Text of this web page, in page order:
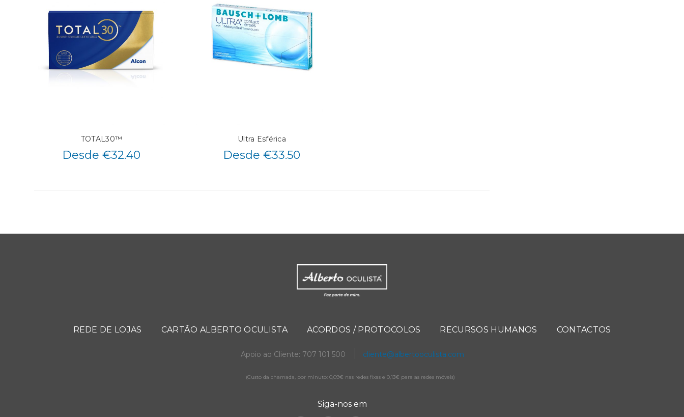
TOTAL30™
Desde €32.40
Ultra Esférica
Desde €33.50
REDE DE LOJAS CARTÃO ALBERTO OCULISTA ACORDOS / PROTOCOLOS RECURSOS HUMANOS CONTACTOS
Apoio ao Cliente: 707 101 500 cliente@albertooculista.com
(Custo da chamada, por minuto: 0,09€ nas redes fixas e 0,13€ para as redes móveis)
Siga-nos em